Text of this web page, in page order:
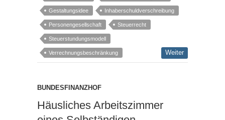
Gestaltungsidee Inhaberschuldverschreibung
Personengesellschaft Steuerrecht
Steuerstundungsmodell
Verrechnungsbeschränkung Weiter
BUNDESFINANZHOF
Häusliches Arbeitszimmer